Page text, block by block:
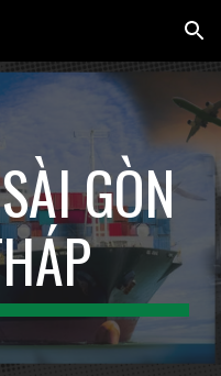
Skip to navigation
GÒN